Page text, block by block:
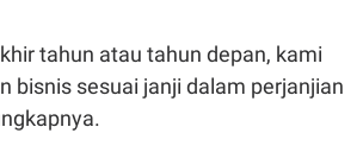
tahun atau tahun depan, kami
bisnis sesuai janji dalam perjanjian